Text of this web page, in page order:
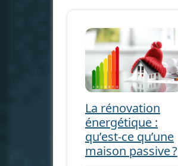
La rénovation
énergétique :
qu’est-ce qu’une
maison passive ?